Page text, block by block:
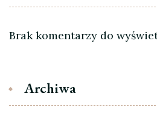
Brak komentarzy do
Archiwa